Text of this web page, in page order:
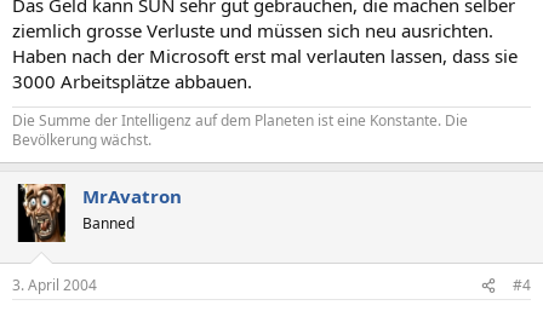
ziemlich grosse Verluste und müssen sich neu ausrichten.
Haben nach der Microsoft erst mal verlauten lassen, dass sie
3000 Arbeitsplätze abbauen.
Die Summe der Intelligenz auf dem Planeten ist eine Konstante. Die
Bevölkerung wächst.
MrAvatron
Banned
3. April 2004 #4